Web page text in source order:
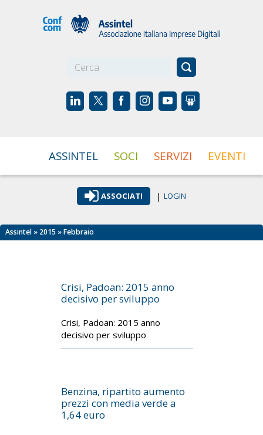
ASSINTEL SOCI SERVIZI EVENTI
ASSOCIATI | LOGIN
Assintel » 2015 » Febbraio
Crisi, Padoan: 2015 anno
decisivo per sviluppo
Crisi, Padoan: 2015 anno
decisivo per sviluppo
Benzina, ripartito aumento
prezzi con media verde a
1,64 euro